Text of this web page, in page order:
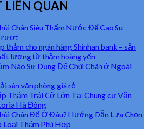
LIÊN QUAN
Chân Siêu Thấm Nước Đế Cao Su
thảm cho ngân hàng Shinhan bank – sản
lượng từ thảm hoàng yến
Nào Sử Dụng Để Chùi Chân ở Ngoài
sàn văn phòng giá rẻ
Thảm Trải Cỡ Lớn Tại Chung cư Văn
Hà Đông
Chân Để Ở Đâu? Hướng Dẫn Lựa Chọn
Loại Thảm Phù Hợp